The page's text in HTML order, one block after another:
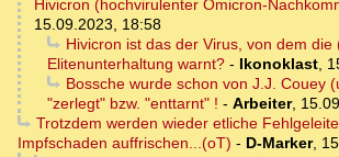
Hivicron (hochvirulenter Omicron-
15.09.2023, 18:58
Hivicron ist das der Virus, von dem die
Elitenunterhaltung warnt? - Ikonoklast
Bossche wurde schon von J.J. Couey
"zerlegt" bzw. "enttarnt" ! - Arbeiter,
Trotzdem werden wieder etliche
Impfschaden auffrischen...(oT) - D-Marker,